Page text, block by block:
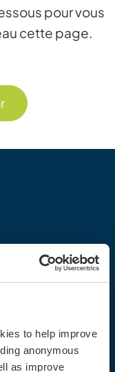
to help improve
anonymous
as improve
pour vous
cette page.